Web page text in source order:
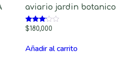
aviario jardin botanico
Valorado
de 5
$180,000
Añadir al carrito